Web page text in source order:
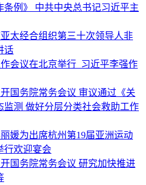
条例》 中共中央总书记习近平主
太经合组织第三十次领导人非
话
会议在北京举行 习近平李强作
国务院常务会议 审议通过《关
监测 做好分层分类社会救助工作
媛为出席杭州第19届亚洲运动
行欢迎宴会
国务院常务会议 研究加快推进